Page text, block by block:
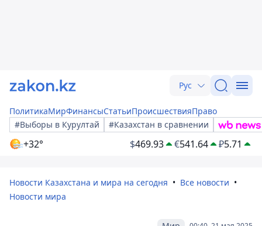
Рус
ПолитикаМирФинансыСтатьиПроисшествияПраво
#Выборы в Курултай
#Казахстан в сравнении
+32° $469.93 €541.64 ₽5.71
Новости Казахстана и мира на сегодня
Все новости
Новости мира